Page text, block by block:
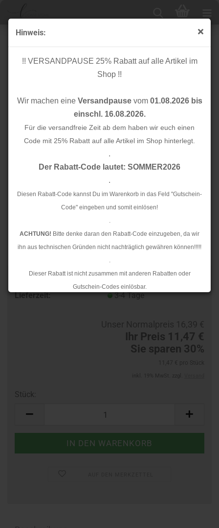
Hinweis:
!! VERSANDPAUSE 25% Rabatt auf alle Artikel im
Shop !!
Wir machen eine Versandpausevom 01.08.2026 bis
einschl. 16.08.2026.
Für die versandfreie Zeit ab dem haben wir euch einen
Code mit 25% Rabatt auf alle Artikel im Shop hinterlegt.
.
Der Rabatt-Code lautet: SOMMER2026
.
Diesen Rabatt-Code kannst Du im Warenkorb in das Feld "Gutschein-
Code" eingeben und somit einlösen!
.
ACHTUNG! Bitte denke daran den Rabatt-Code einzugeben, da wir
ihn aus technischen Gründen nicht nachträglich gewähren können!!!!!
.
Dieser Rabatt ist nicht zusammen mit anderen Rabatten oder
Gutschein-Codes einlösbar.
.
RESTSTÜCK 1,10m !!! - Bekleidungskunstleder - Soft
Stretch - brown
Lieferzeit:
3-4 Tage
Ihr Preis 11,47 €
Sie sparen 30%
Stück: